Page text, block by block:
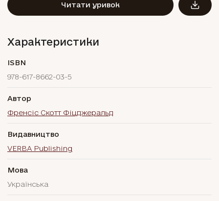
Читати уривок
Характеристики
ISBN
978-617-8662-03-5
Автор
Френсіс Скотт Фіцджеральд
Видавництво
VERBA Publishing
Мова
Українська